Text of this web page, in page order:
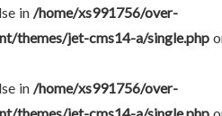
in/home/xs991756/over-
themes/jet-cms14-a/single.php
in/home/xs991756/over-